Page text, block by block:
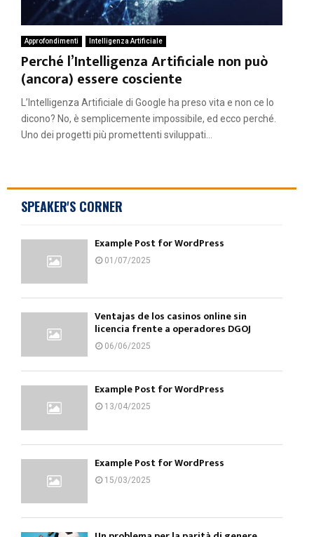
Approfondimenti Intelligenza Artificiale
Perché l’Intelligenza Artificiale non può
(ancora) essere cosciente
L’Intelligenza Artificiale di Google ha preso vita e non ce lo
dicono? No, è semplicemente impossibile, ed ecco perché.
Uno dei progetti più promettenti sviluppati...
SPEAKER'S CORNER
Example Post for WordPress
01/07/2025
Ventajas de los casinos online sin
licencia frente a operadores DGOJ
06/06/2025
Example Post for WordPress
13/04/2025
Example Post for WordPress
15/03/2025